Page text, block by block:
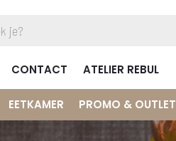
CONTACT ATELIER REBUL
EETKAMER PROMO & OUTLET